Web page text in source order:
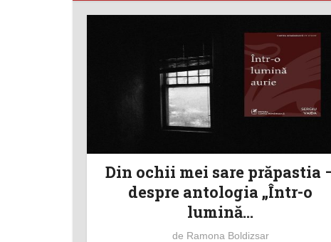
Din ochii mei sare prăpastia
despre antologia „Într-o
lumină...
de Ramona Boldizsar
Angela